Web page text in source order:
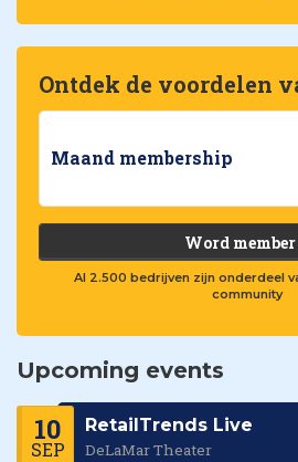
Ontdek de voordelen
Maand membership
Word member
Al 2.500 bedrijven zijn onderdeel
community
Upcoming events
10
SEP
RetailTrends Live
DeLaMar Theater